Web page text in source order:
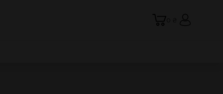
0 ₴